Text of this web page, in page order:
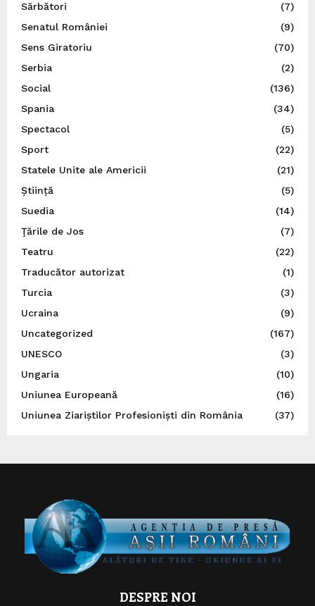
Sărbători
(7)
Senatul României
(9)
Sens Giratoriu
(70)
Serbia
(2)
Social
(136)
Spania
(34)
Spectacol
(5)
Sport
(22)
Statele Unite ale Americii
(21)
Știință
(5)
Suedia
(14)
Ţările de Jos
(7)
Teatru
(22)
Traducător autorizat
(1)
Turcia
(3)
Ucraina
(9)
Uncategorized
(167)
UNESCO
(3)
Ungaria
(10)
Uniunea Europeană
(16)
Uniunea Ziariștilor Profesioniști din România
(37)
DESPRE NOI